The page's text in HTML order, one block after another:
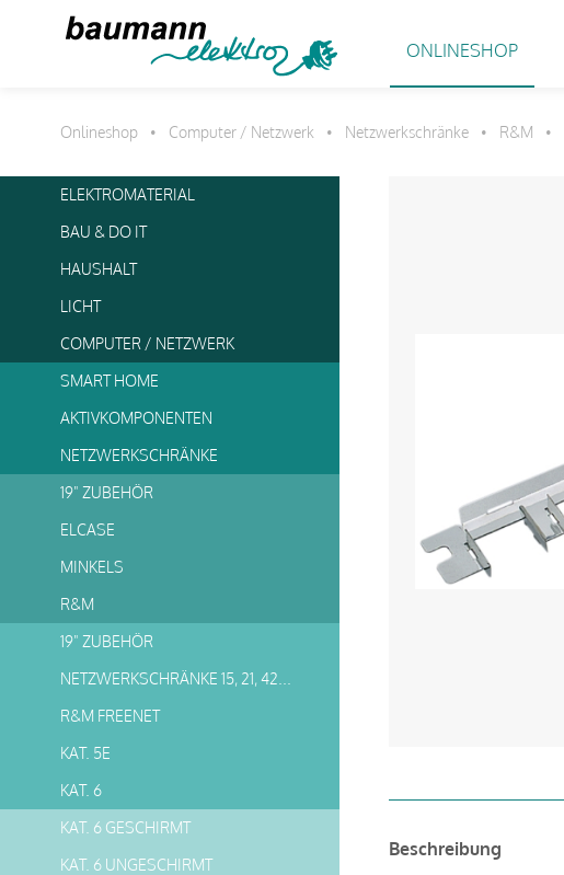
ONLINESHOP
Onlineshop • Computer / Netzwerk • Netzwerkschränke • R&M •
ELEKTROMATERIAL
BAU & DO IT
HAUSHALT
LICHT
COMPUTER / NETZWERK
SMART HOME
AKTIVKOMPONENTEN
NETZWERKSCHRÄNKE
19" ZUBEHÖR
ELCASE
MINKELS
R&M
19" ZUBEHÖR
R&M FREENET
KAT. 5E
KAT. 6
KAT. 6 GESCHIRMT
KAT. 6 UNGESCHIRMT
Beschreibung